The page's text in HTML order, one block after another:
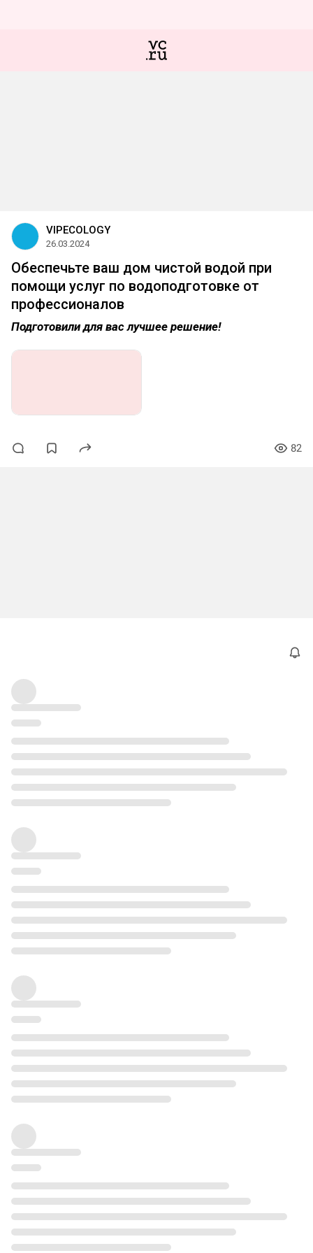
VIPECOLOGY
26.03.2024
Обеспечьте ваш дом чистой водой при
помощи услуг по водоподготовке от
профессионалов
Подготовили для вас лучшее решение!
82